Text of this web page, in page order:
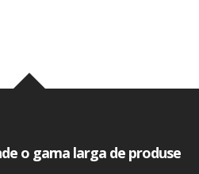
o gama larga de produse